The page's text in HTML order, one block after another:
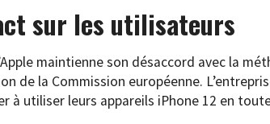
sur les utilisateurs
maintienne son désaccord avec la
de la Commission européenne.
à utiliser leurs appareils iPhone 12 en